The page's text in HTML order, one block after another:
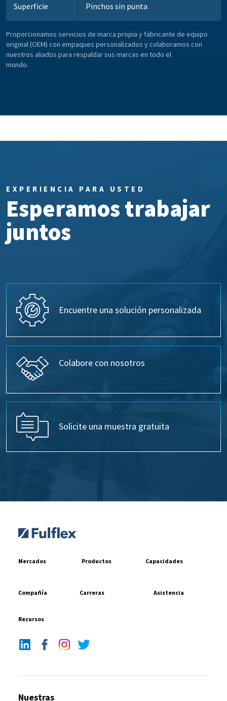
Superficie Pinchos sin punta
Proporcionamos servicios de marca propia y fabricante de equipo
original (OEM) con empaques personalizados y colaboramos con
nuestros aliados para respaldar sus marcas en todo el
mundo.
EXPERIENCIA PARA USTED
Esperamos trabajar
juntos
Encuentre una solución personalizada
Colabore con nosotros
Solicite una muestra gratuita
Mercados Productos Capacidades
Compañía Carreras Asistencia
Recursos
Nuestras